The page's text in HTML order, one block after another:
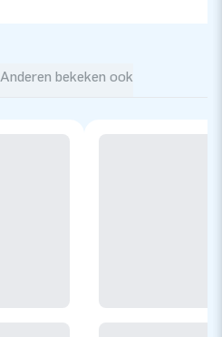
Anderen bekeken ook